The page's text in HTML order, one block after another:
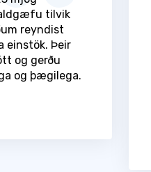
tilvik
reyndist
einstök. Þeir
og gerðu
og þægilega.